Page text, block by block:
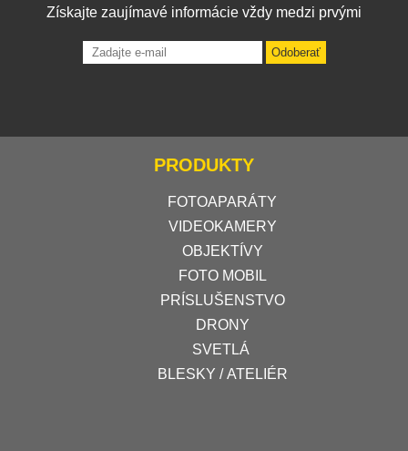
Získajte zaujímavé informácie vždy medzi prvými
Odoberať
PRODUKTY
FOTOAPARÁTY
VIDEOKAMERY
OBJEKTÍVY
FOTO MOBIL
PRÍSLUŠENSTVO
DRONY
SVETLÁ
BLESKY / ATELIÉR